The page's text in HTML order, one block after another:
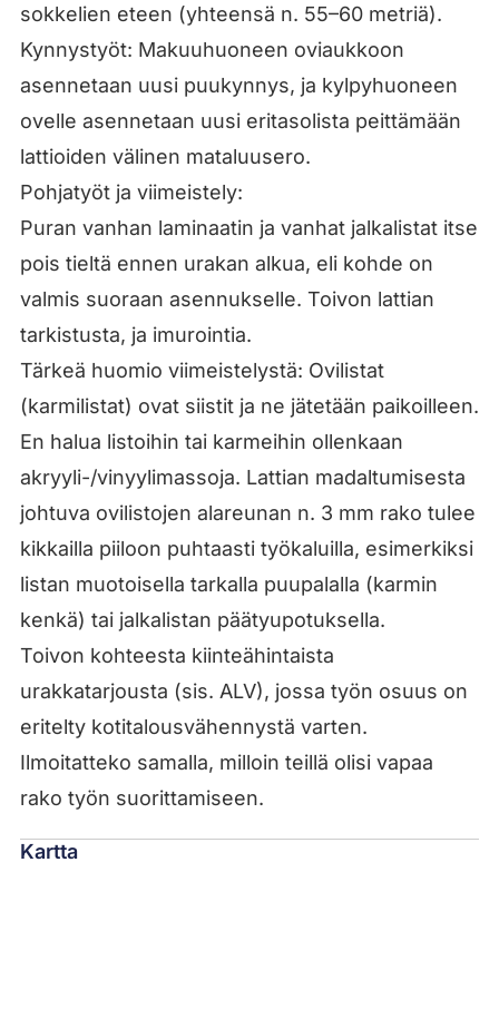
sokkelien eteen (yhteensä n. 55–60 metriä).
Kynnystyöt: Makuuhuoneen oviaukkoon
asennetaan uusi puukynnys, ja kylpyhuoneen
ovelle asennetaan uusi eritasolista peittämään
lattioiden välinen mataluusero.
Pohjatyöt ja viimeistely:
Puran vanhan laminaatin ja vanhat jalkalistat itse
pois tieltä ennen urakan alkua, eli kohde on
valmis suoraan asennukselle. Toivon lattian
tarkistusta, ja imurointia.
Tärkeä huomio viimeistelystä: Ovilistat
(karmilistat) ovat siistit ja ne jätetään paikoilleen.
En halua listoihin tai karmeihin ollenkaan
akryyli-/vinyylimassoja. Lattian madaltumisesta
johtuva ovilistojen alareunan n. 3 mm rako tulee
kikkailla piiloon puhtaasti työkaluilla, esimerkiksi
listan muotoisella tarkalla puupalalla (karmin
kenkä) tai jalkalistan päätyupotuksella.
Toivon kohteesta kiinteähintaista
urakkatarjousta (sis. ALV), jossa työn osuus on
eritelty kotitalousvähennystä varten.
Ilmoitatteko samalla, milloin teillä olisi vapaa
rako työn suorittamiseen.
Kartta